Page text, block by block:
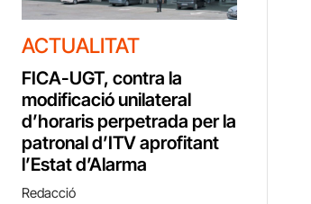
ACTUALITAT
FICA-UGT, contra la
modificació unilateral
d’horaris perpetrada per la
patronal d’ITV aprofitant
l’Estat d’Alarma
Redacció